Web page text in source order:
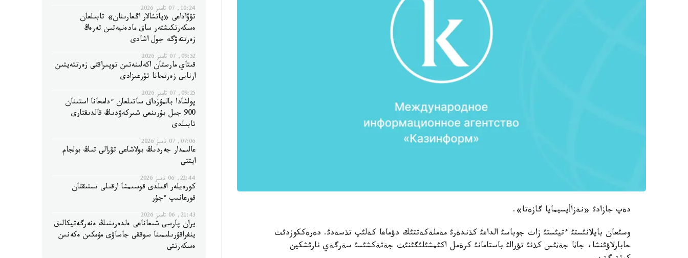
دةپ جازادئ «نةزاأيسيمايا گازةتا».
وسئعان بايلانئستئ ءتيئستئ زاث جوباسئ الداعئ كذندةرئ مةملةكةتتئك دؤماعا كةلئپ تذسةدئ. دةرةككوزدئث
حابارلاؤئنشا، جاثا جةثئس كذنئ تؤرالئ باستامانئ كرةمل اكئمشئلئگئنئث جةتةكشئسئ سةرگةي نارئشكين
10:24, 07 تامىز 2026
تۋۆاداعى «پاتشالار اڭعارىنان» تابىلعان
ەسكەرتكىشتەر ساق مادەنيەتىن تەرەڭ
زەرتتەۋگە جول اشادى
09:52, 07 تامىز 2026
قىتاي مارستان اكەلىنەتىن توپىراقتى زەرتتەيتىن
ارنايى زەرتحانا تۇرعىزادى
09:25, 07 تامىز 2026
پولشادا بالمۇزداق ساتىلعان ءدامحانا استىنان
900 جىل بۇرىنعى شىركەۋدىڭ قالدىقتارى
تابىلدى
07:06, 07 تامىز 2026
عالىمدار جەردىڭ بولاشاعى تۋرالى تىڭ بولجام
ايتتى
22:44, 06 تامىز 2026
كورەيلەر اقىلدى قوسىمشا ارقىلى ىستىقتان
قورعانىپ ءجۇر
21:43, 06 تامىز 2026
يران پارسى شىعاناعى ەلدەرىنىڭ ەنەرگەتيكالىق
ينفراقۇرىلىمىنا سوققى جاساۋى مۇمكىن ەكەنىن
ەسكەرتتى